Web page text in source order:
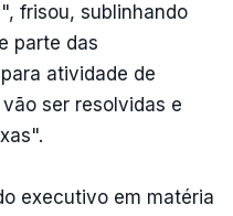
frisou, sublinhando
parte das
atividade de
ser resolvidas e
executivo em matéria